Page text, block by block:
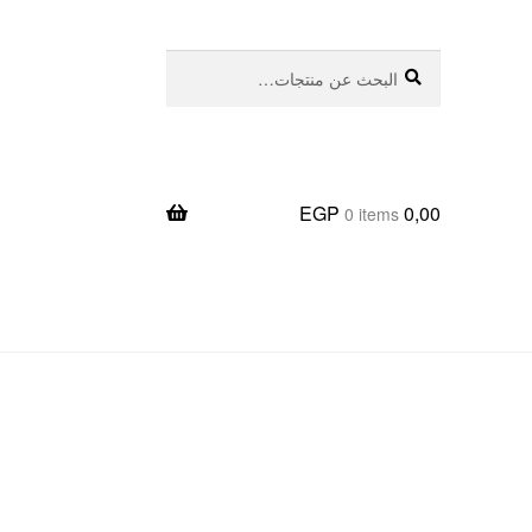
عن:
0,00
EGP 0 items